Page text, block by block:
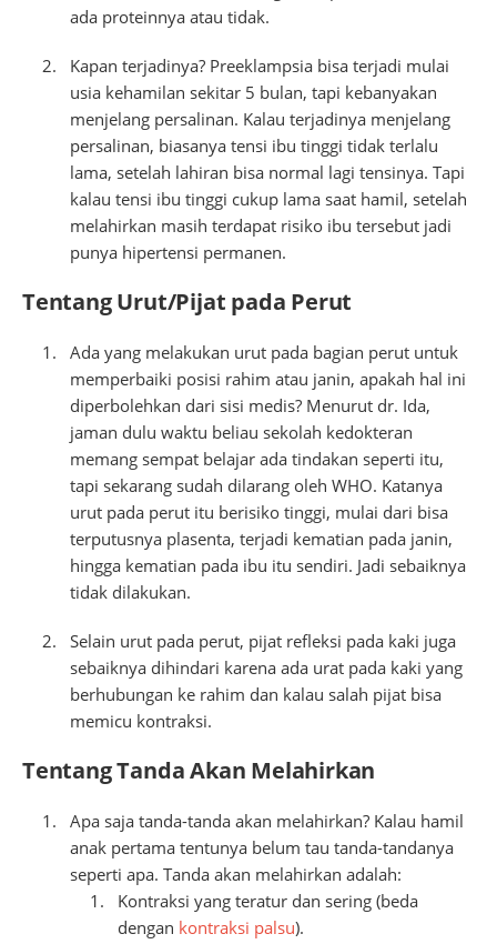
ada proteinnya atau tidak.
Kapan terjadinya? Preeklampsia bisa terjadi mulai
usia kehamilan sekitar 5 bulan, tapi kebanyakan
menjelang persalinan. Kalau terjadinya menjelang
persalinan, biasanya tensi ibu tinggi tidak terlalu
lama, setelah lahiran bisa normal lagi tensinya. Tapi
kalau tensi ibu tinggi cukup lama saat hamil, setelah
melahirkan masih terdapat risiko ibu tersebut jadi
punya hipertensi permanen.
Tentang Urut/Pijat pada Perut
Ada yang melakukan urut pada bagian perut untuk
memperbaiki posisi rahim atau janin, apakah hal ini
diperbolehkan dari sisi medis? Menurut dr. Ida,
jaman dulu waktu beliau sekolah kedokteran
memang sempat belajar ada tindakan seperti itu,
tapi sekarang sudah dilarang oleh WHO. Katanya
urut pada perut itu berisiko tinggi, mulai dari bisa
terputusnya plasenta, terjadi kematian pada janin,
hingga kematian pada ibu itu sendiri. Jadi sebaiknya
tidak dilakukan.
Selain urut pada perut, pijat refleksi pada kaki juga
sebaiknya dihindari karena ada urat pada kaki yang
berhubungan ke rahim dan kalau salah pijat bisa
memicu kontraksi.
Tentang Tanda Akan Melahirkan
Apa saja tanda-tanda akan melahirkan? Kalau hamil
anak pertama tentunya belum tau tanda-tandanya
seperti apa. Tanda akan melahirkan adalah:
Kontraksi yang teratur dan sering (beda
dengan kontraksi palsu).